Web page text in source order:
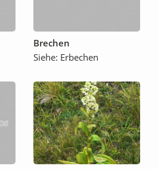
Brechen
Siehe: Erbechen